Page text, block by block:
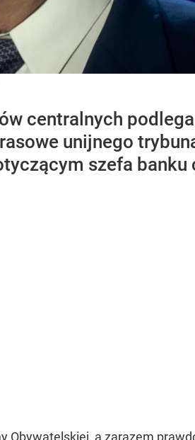
centralnych
unijnego
szefa banku
a zarazem